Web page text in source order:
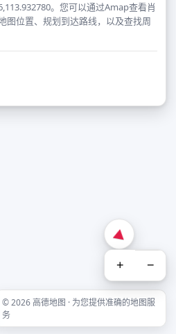
。您可以通过Amap查看肖
图位置、规划到达路线，以及查找周
+ −
© 2026 高德地图 · 为您提供准确的地图服
务